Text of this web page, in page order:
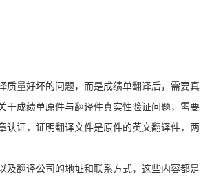
质量好坏的问题，而是成绩单翻译后，需要真
于成绩单原件与翻译件真实性验证问题，需要
认证，证明翻译文件是原件的英文翻译件，两
及翻译公司的地址和联系方式，这些内容都是